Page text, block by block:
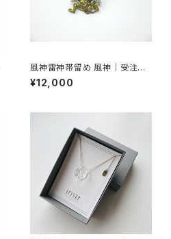
風神雷神帯留め 風神｜受注生
産
¥12,000